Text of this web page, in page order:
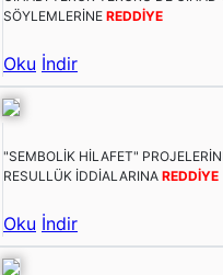
SÖYLEMLERİNE REDDİYE
Oku İndir
"SEMBOLİK HİLAFET"
RESULLÜK İDDİALARINA REDDİYE
Oku İndir